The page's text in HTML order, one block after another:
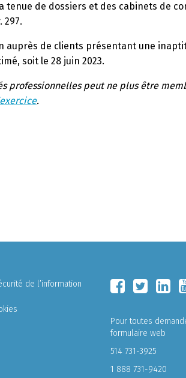
tenue de dossiers et des cabinets de
297.
auprès de clients présentant une
soit le 28 juin 2023.
peut ne plus être
.
de l’information
Pour toutes
formulaire web
514 731-3925
1 888 731-9420